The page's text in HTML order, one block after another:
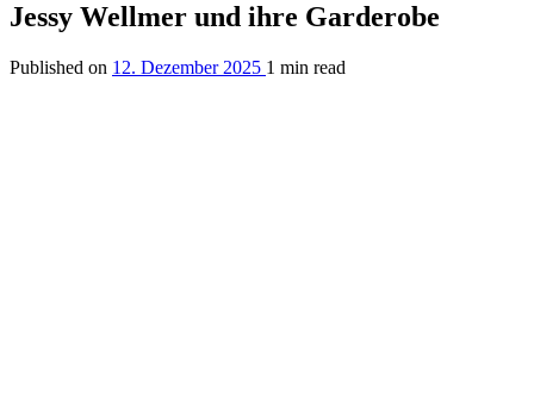
Jessy Wellmer und ihre Garderobe
Published on 12. Dezember 2025 1 min read